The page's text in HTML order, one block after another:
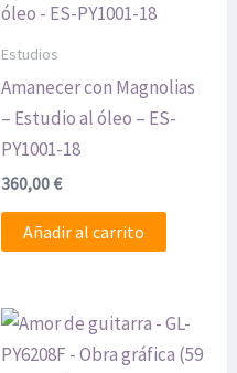
Estudios
Amanecer con Magnolias
– Estudio al óleo – ES-
PY1001-18
360,00€
Añadir al carrito